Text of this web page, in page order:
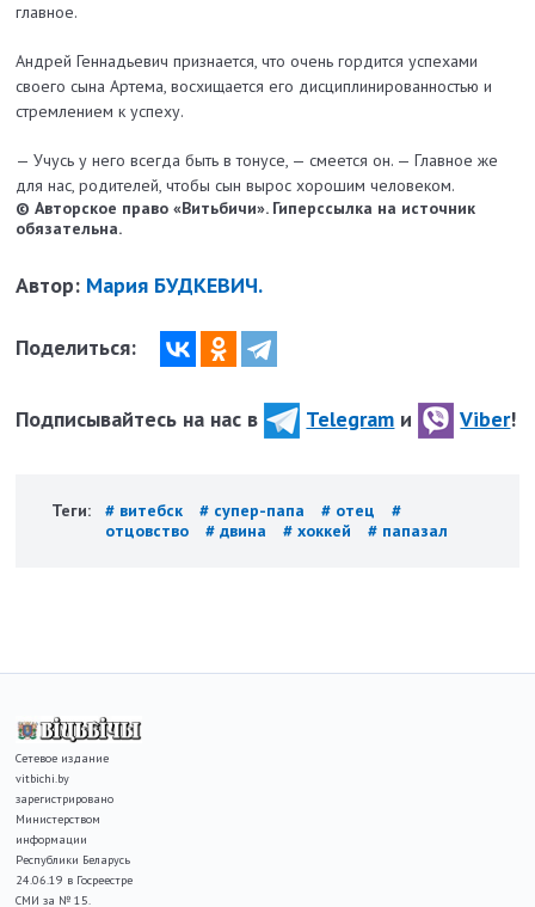
главное.
Андрей Геннадьевич признается, что очень гордится успехами
своего сына Артема, восхищается его дисциплинированностью и
стремлением к успеху.
— Учусь у него всегда быть в тонусе, — смеется он. — Главное же
для нас, родителей, чтобы сын вырос хорошим человеком.
© Авторское право «Витьбичи». Гиперссылка на источник
обязательна.
Автор: Мария БУДКЕВИЧ.
Поделиться:
Подписывайтесь на нас в Telegram и Viber!
Теги: # витебск # супер-папа # отец
#
отцовство
# двина # хоккей # папазал
Сетевое издание
vitbichi.by
зарегистрировано
Министерством
информации
Республики Беларусь
24.06.19 в Госреестре
СМИ за № 15.